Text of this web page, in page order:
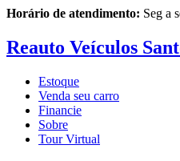
Horário de atendimento: Seg a
Reauto Veículos
Estoque
Venda seu carro
Financie
Sobre
Tour Virtual